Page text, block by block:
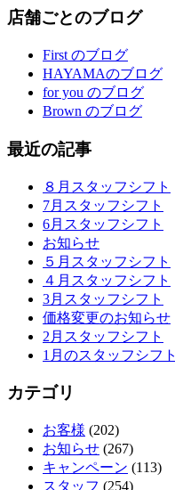
店舗ごとのブログ
First のブログ
HAYAMAのブログ
for you のブログ
Brown のブログ
最近の記事
８月スタッフシフト
7月スタッフシフト
6月スタッフシフト
お知らせ
５月スタッフシフト
４月スタッフシフト
3月スタッフシフト
価格変更のお知らせ
2月スタッフシフト
1月のスタッフシフト
カテゴリ
お客様 (202)
お知らせ (267)
キャンペーン (113)
スタッフ (254)